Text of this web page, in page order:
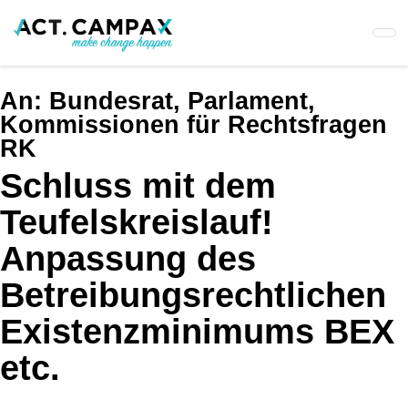
An: Bundesrat, Parlament,
Kommissionen für Rechtsfragen
RK
Schluss mit dem
Teufelskreislauf!
Anpassung des
Betreibungsrechtlichen
Existenzminimums BEX
etc.